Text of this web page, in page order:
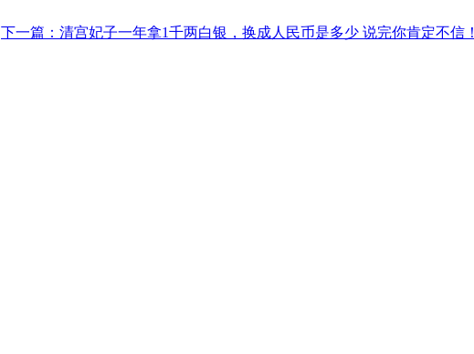
下一篇：清宫妃子一年拿1千两白银，换成人民币是多少 说完你肯定不信！